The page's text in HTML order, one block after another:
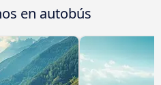
en autobús